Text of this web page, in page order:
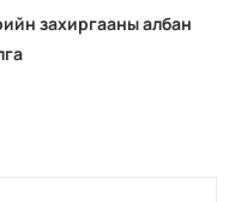
захиргааны албан